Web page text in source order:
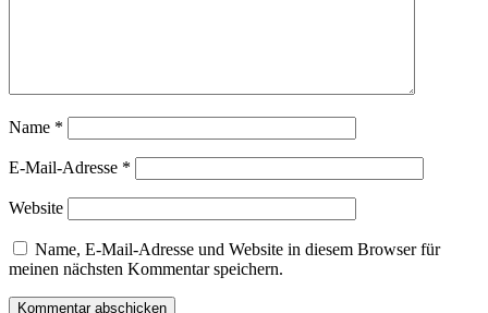
Name *
E-Mail-Adresse *
Website
Name, E-Mail-Adresse und Website in diesem Browser für
meinen nächsten Kommentar speichern.